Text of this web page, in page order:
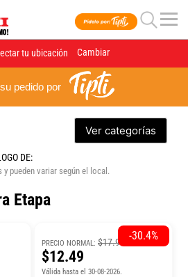
tu ubicación Cambiar
pedido por
Ver categorías
DE:
pueden variar según el local.
Etapa
PRECIO NORMAL: $17.95
$12.49
Válida hasta el 30-08-2026.
-30.4%